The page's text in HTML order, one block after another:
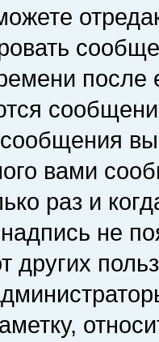
сообщения
вами
раз и
не
других